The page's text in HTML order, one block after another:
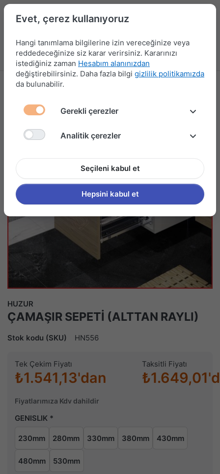
Menü Kampanyalar Yeni Ürünler Giriş yap
HUZUR
ÇAMAŞIR SEPETİ (ALTTAN RAYLI)
Stok kodu (SKU) HN556
Tek Çekim Fiyatı
₺1.541,13'dan
Taksitli Fiyatı
Fiyatlarımıza Kdv dahildir
GENISLIK
230mm 280mm 330mm 380mm 430mm
480mm 530mm
Evet, çerez kullanıyoruz
Hangi tanımlama bilgilerine izin vereceğinize veya
reddedeceğinize siz karar verirsiniz. Kararınızı
istediğiniz zaman Hesabım alanınızdan
değiştirebilirsiniz. Daha fazla bilgi gizlilik politikamızda
da bulunabilir.
Gerekli çerezler
Analitik çerezler
Seçileni kabul et
Hepsini kabul et